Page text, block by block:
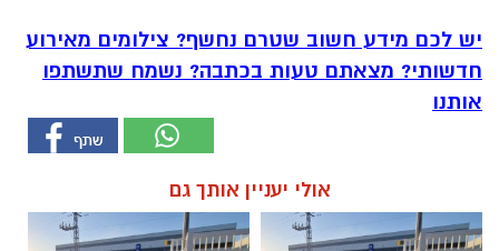
יש לכם מידע חשוב שטרם נחשף? צילומים מאירוע
חדשותי? מצאתם טעות בכתבה? נשמח שתשתפו
אותנו
אולי יעניין אותך גם